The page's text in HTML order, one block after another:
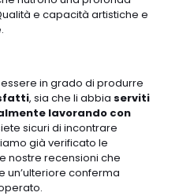
e capacità artistiche e
in grado di produrre
, sia che li abbia serviti
lavorando con
sicuri di incontrare
già verificato le
nostre recensioni che
un’ulteriore conferma